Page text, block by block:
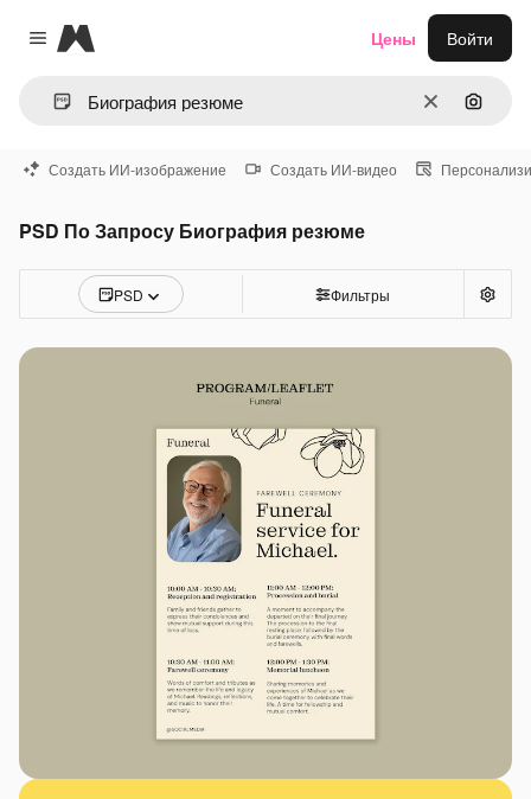
Close menu
Magnific
ОчиститьПоиск
Цены Войти
Создать ИИ-изображение Создать ИИ-видео
PSD По Запросу Биография резюме
PSD Фильтры